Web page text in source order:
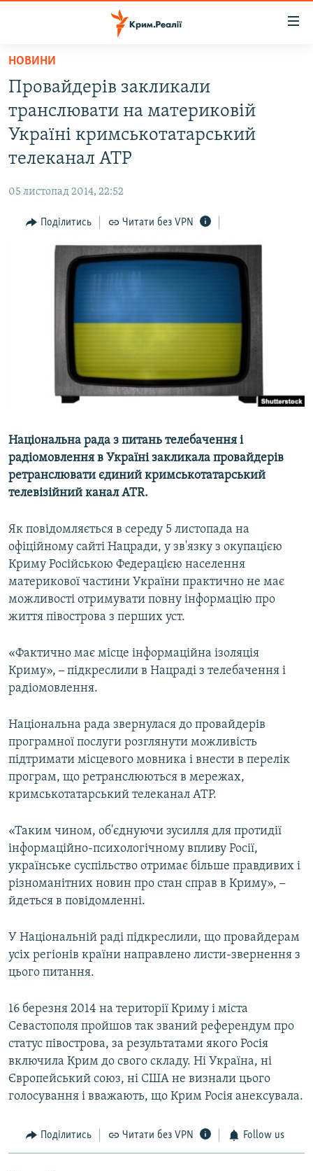
Перейти
основного
матеріалу
Перейти
до
основної
Перейти
пошуку
ВОДА.КРИМ
ВІДЕО ТА ФОТО
ІНТЕРВ'Ю
ВСЕ ЗА ДЕНЬ
СПЕЦПРОЕКТИ
ВІДЕОУРОКИ «ELIFBE»
СВІДЧЕННЯ ОКУПАЦІЇ
УКРАЇНСЬКА ПРОБЛЕМА КРИМУ
ІНФОГРАФІКА
Qırımtatar
ДОЛУЧАЙСЯ!
Усі сайти RFE/RL
НОВИНИ
Провайдерів закликали
транслювати на материковій
Україні кримськотатарський
телеканал АТР
05 листопад 2014, 22:52
Поділитись Читати без VPN
Національна рада з питань телебачення і
радіомовлення в Україні закликала провайдерів
ретранслювати єдиний кримськотатарський
телевізійний канал ATR.
Як повідомляється в середу 5 листопада на
офіційному сайті Нацради, у зв'язку з окупацією
Криму Російською Федерацією населення
материкової частини України практично не має
можливості отримувати повну інформацію про
життя півострова з перших уст.
«Фактично має місце інформаційна ізоляція
Криму», –підкреслили в Нацраді з телебачення і
радіомовлення.
Національна рада звернулася до провайдерів
програмної послуги розглянути можливість
підтримати місцевого мовника і внести в перелік
програм, що ретранслюються в мережах,
кримськотатарський телеканал АТР.
«Таким чином, об'єднуючи зусилля для протидії
інформаційно-психологічному впливу Росії,
українське суспільство отримає більше правдивих і
різноманітних новин про стан справ в Криму», –
йдеться в повідомленні.
У Національній раді підкреслили, що провайдерам
усіх регіонів країни направлено листи-звернення з
цього питання.
16 березня 2014 на території Криму і міста
Севастополя пройшов так званий референдум про
статус півострова, за результатами якого Росія
включила Крим до свого складу. Ні Україна, ні
Європейський союз, ні США не визнали цього
голосування і вважають, що Крим Росія анексувала.
Поділитись Читати без VPN Follow us